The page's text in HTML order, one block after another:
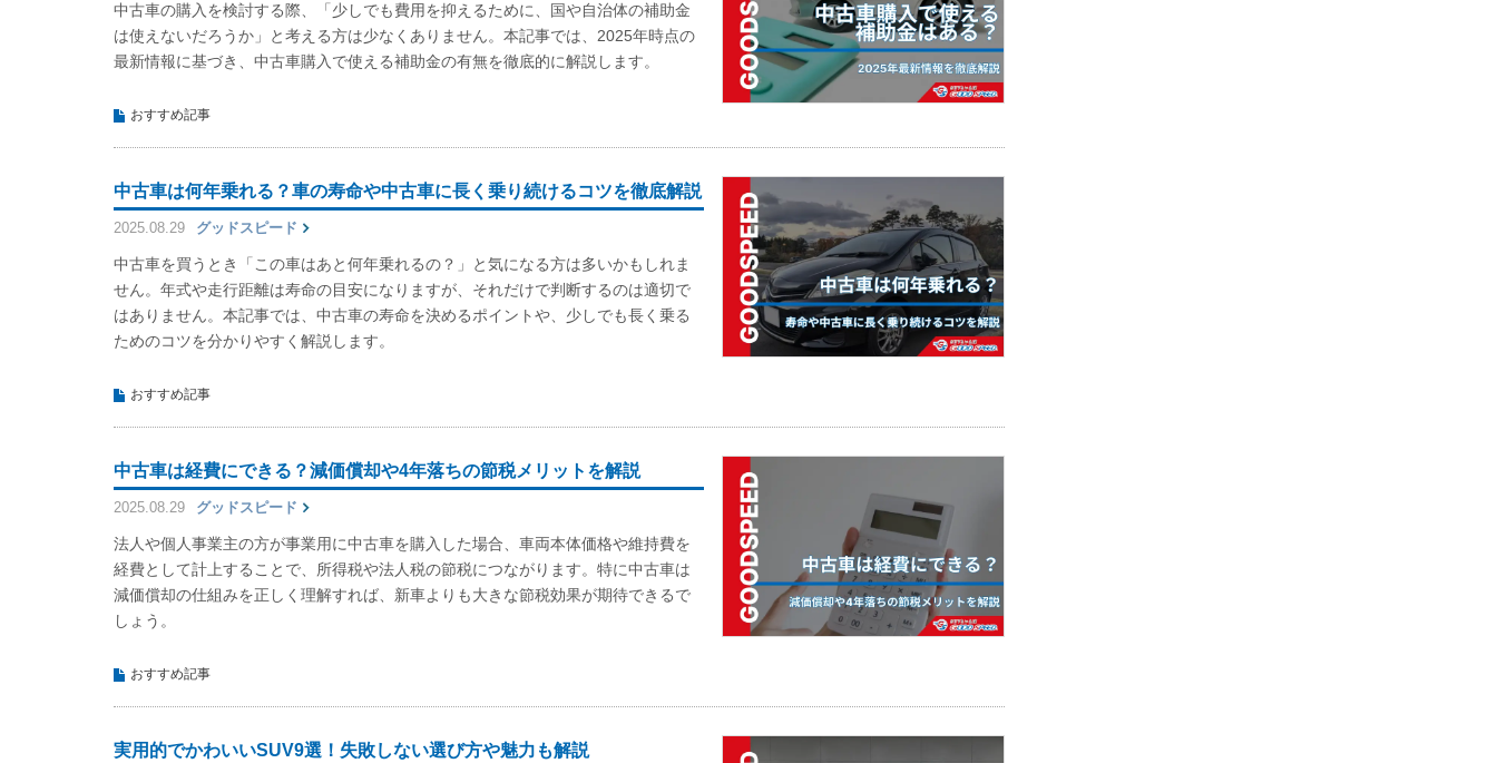
中古車の購入を検討する際、「少しでも費用を抑えるために、国や自治体の補助金
は使えないだろうか」と考える方は少なくありません。本記事では、2025年時点の
最新情報に基づき、中古車購入で使える補助金の有無を徹底的に解説します。
おすすめ記事
中古車は何年乗れる？車の寿命や中古車に長く乗り続けるコツを徹底解説
2025.08.29 グッドスピード
中古車を買うとき「この車はあと何年乗れるの？」と気になる方は多いかもしれま
せん。年式や走行距離は寿命の目安になりますが、それだけで判断するのは適切で
はありません。本記事では、中古車の寿命を決めるポイントや、少しでも長く乗る
ためのコツを分かりやすく解説します。
おすすめ記事
中古車は経費にできる？減価償却や4年落ちの節税メリットを解説
2025.08.29 グッドスピード
法人や個人事業主の方が事業用に中古車を購入した場合、車両本体価格や維持費を
経費として計上することで、所得税や法人税の節税につながります。特に中古車は
減価償却の仕組みを正しく理解すれば、新車よりも大きな節税効果が期待できるで
しょう。
おすすめ記事
実用的でかわいいSUV9選！失敗しない選び方や魅力も解説